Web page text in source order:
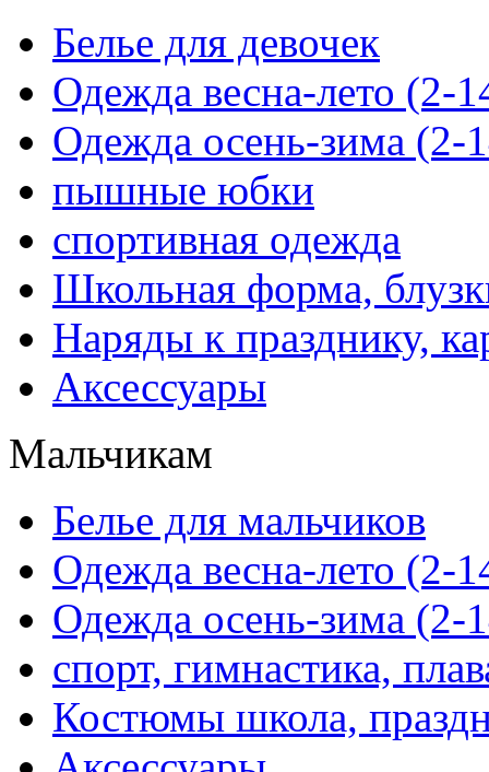
Белье для девочек
Одежда весна-лето (2-
Одежда осень-зима (2-
пышные юбки
спортивная одежда
Школьная форма,
Наряды к празднику,
Аксессуары
Мальчикам
Белье для мальчиков
Одежда весна-лето (2-
Одежда осень-зима (2-
спорт, гимнастика,
Костюмы школа,